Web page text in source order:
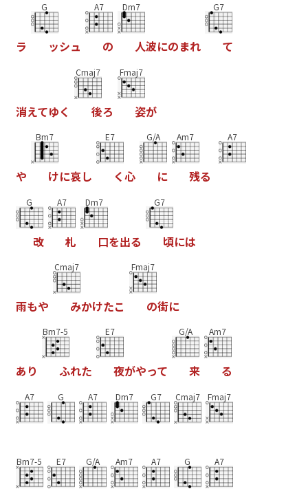
ラ
G
ッシュ
A7
の
Dm7
人波にのまれ
G7
て
消えてゆく
Cmaj7
後ろ
Fmaj7
姿が
や
Bm7
けに哀し
E7
く心
G/A
に
Am7
残る
A7
G
改
A7
札
Dm7
口を出る
G7
頃には
雨もや
Cmaj7
みかけたこ
Fmaj7
の街に
あ り
Bm7-5
ふれた
E7
夜がやって
G/A
来
Am7
る
A7 G A7 Dm7 G7 Cmaj7 Fmaj7
Bm7-5 E7 G/A Am7 A7 G A7